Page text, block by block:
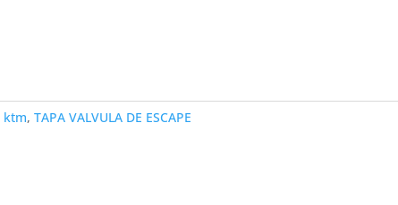
ktm,TAPA VALVULA DE ESCAPE